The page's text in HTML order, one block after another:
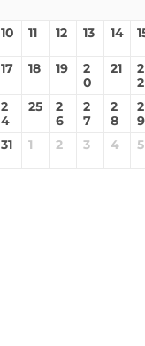
10 11 12 13 14
17 18 19
2
0
21
2
2
2
4
25
2
6
2
7
2
8
2
9
31
1 2 3 4 5